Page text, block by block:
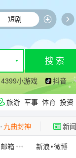
短剧 影视咖
▼ 搜 索
4399小游戏 抖音
旅游 军事 体育 投资
· 九曲封神 新闻
工具
邮箱 新浪 •微博